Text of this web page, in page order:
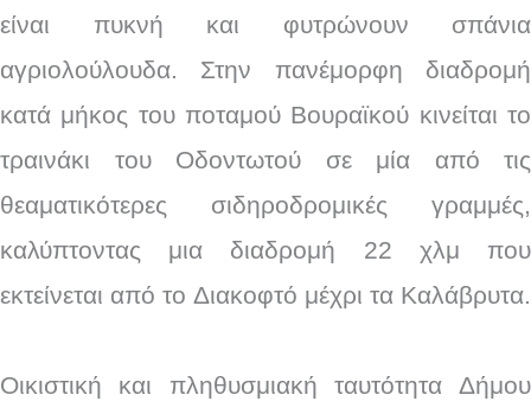
είναι πυκνή και φυτρώνουν σπάνια
αγριολούλουδα. Στην πανέμορφη διαδρομή
κατά μήκος του ποταμού Βουραϊκού κινείται το
τραινάκι του Οδοντωτού σε μία από τις
θεαματικότερες σιδηροδρομικές γραμμές,
καλύπτοντας μια διαδρομή 22 χλμ που
εκτείνεται από το Διακοφτό μέχρι τα Καλάβρυτα.
Οικιστική και πληθυσμιακή ταυτότητα Δήμου